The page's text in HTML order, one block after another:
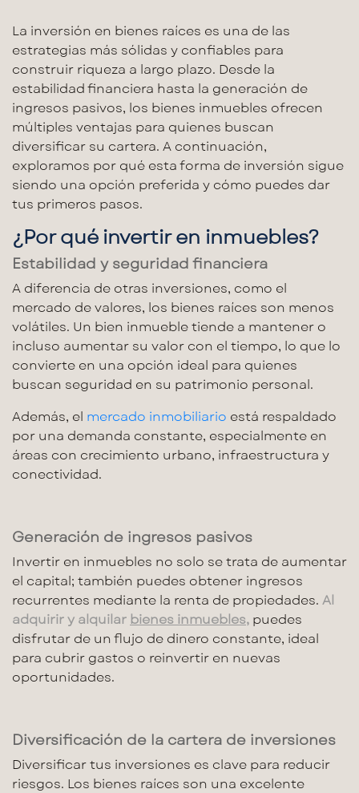
La inversión en bienes raíces es una de las
estrategias más sólidas y confiables para
construir riqueza a largo plazo. Desde la
estabilidad financiera hasta la generación de
ingresos pasivos, los bienes inmuebles ofrecen
múltiples ventajas para quienes buscan
diversificar su cartera. A continuación,
exploramos por qué esta forma de inversión sigue
siendo una opción preferida y cómo puedes dar
tus primeros pasos.
¿Por qué invertir en inmuebles?
Estabilidad y seguridad financiera
A diferencia de otras inversiones, como el
mercado de valores, los bienes raíces son menos
volátiles. Un bien inmueble tiende a mantener o
incluso aumentar su valor con el tiempo, lo que lo
convierte en una opción ideal para quienes
buscan seguridad en su patrimonio personal.
Además, el mercado inmobiliario está respaldado
por una demanda constante, especialmente en
áreas con crecimiento urbano, infraestructura y
conectividad.
Generación de ingresos pasivos
Invertir en inmuebles no solo se trata de aumentar
el capital; también puedes obtener ingresos
recurrentes mediante la renta de propiedades. Al
adquirir y alquilar bienes inmuebles, puedes
disfrutar de un flujo de dinero constante, ideal
para cubrir gastos o reinvertir en nuevas
oportunidades.
Diversificación de la cartera de inversiones
Diversificar tus inversiones es clave para reducir
riesgos. Los bienes raíces son una excelente